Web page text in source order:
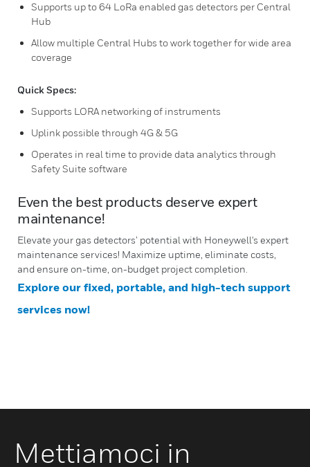
Supports up to 64 LoRa enabled gas detectors per Central
Hub
Allow multiple Central Hubs to work together for wide area
coverage
Quick Specs:
Supports LORA networking of instruments
Uplink possible through 4G & 5G
Operates in real time to provide data analytics through
Safety Suite software
Even the best products deserve expert
maintenance!
Elevate your gas detectors’ potential with Honeywell's expert
maintenance services! Maximize uptime, eliminate costs,
and ensure on-time, on-budget project completion.
Explore our fixed, portable, and high-tech support
services now!
Mettiamoci in